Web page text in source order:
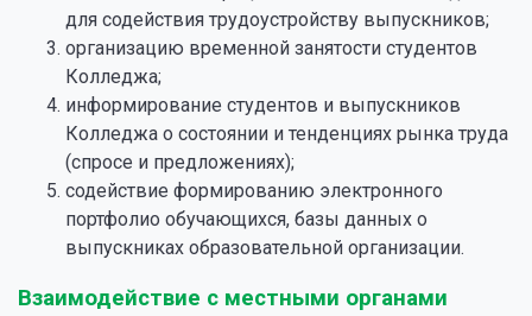
для содействия трудоустройству выпускников;
организацию временной занятости студентов
Колледжа;
информирование студентов и выпускников
Колледжа о состоянии и тенденциях рынка труда
(спросе и предложениях);
содействие формированию электронного
портфолио обучающихся, базы данных о
выпускниках образовательной организации.
Взаимодействие с местными органами